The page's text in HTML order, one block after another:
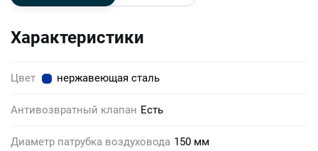
Характеристики
Цвет нержавеющая сталь
Антивозвратный клапан Есть
Диаметр патрубка воздуховода 150 мм